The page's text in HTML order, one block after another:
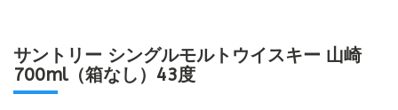
サントリー シングルモルトウイスキー 山崎
700ml（箱なし）43度